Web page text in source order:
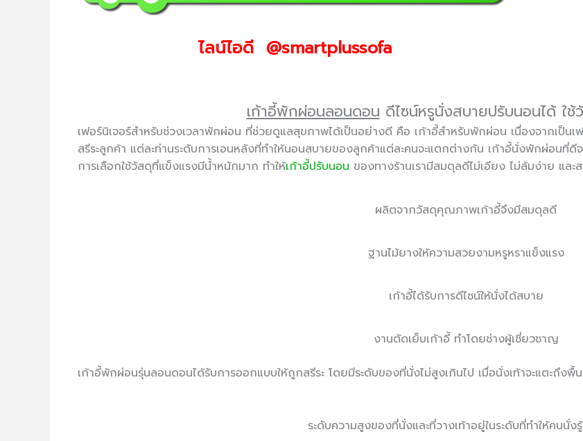
ไลน์ไอดี @smartplussofa
เก้าอี้พักผ่อนลอนดอน ดีไซน์หรูนั่งสบายปรับนอนได้ ใช้
เฟอร์นิเจอร์สำหรับช่วงเวลาพักผ่อน ที่ช่วยดูแลสุขภาพได้เป็นอย่างดี คือ เก้าอี้สำหรับพักผ่อน เนื่องจากเป็น
สรีระลูกค้า แต่ละท่านระดับการเอนหลังที่ทำให้นอนสบายของลูกค้าแต่ละคนจะแตกต่างกัน เก้าอี้นั่งพักผ่อนที่ดี
การเลือกใช้วัสดุที่แข็งแรงมีน้ำหนักมาก ทำให้เก้าอี้ปรับนอน ของทางร้านเรามีสมดุลดีไม่เอียง ไม่ล้มง่าย แล
ผลิตจากวัสดุคุณภาพเก้าอี้จึงมีสมดุลดี
ฐานไม้ยางให้ความสวยงามหรูหราแข็งแรง
เก้าอี้ได้รับการดีไซน์ให้นั่งได้สบาย
งานตัดเย็บเก้าอี้ ทำโดยช่างผู้เชี่ยวชาญ
เก้าอี้พักผ่อนรุ่นลอนดอนได้รับการออกแบบให้ถูกสรีระ โดยมีระดับของที่นั่งไม่สูงเกินไป เมื่อนั่งเท้าจะแตะถึง
ระดับความสูงของที่นั่งและที่วางเท้าอยู่ในระดับที่ทำให้คนนั่ง